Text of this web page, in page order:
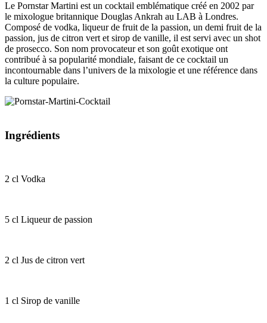
Le Pornstar Martini est un cocktail emblématique créé en 2002 par
le mixologue britannique Douglas Ankrah au LAB à Londres.
Composé de vodka, liqueur de fruit de la passion, un demi fruit de la
passion, jus de citron vert et sirop de vanille, il est servi avec un shot
de prosecco. Son nom provocateur et son goût exotique ont
contribué à sa popularité mondiale, faisant de ce cocktail un
incontournable dans l’univers de la mixologie et une référence dans
la culture populaire.
Ingrédients
2 cl Vodka
5 cl Liqueur de passion
2 cl Jus de citron vert
1 cl Sirop de vanille